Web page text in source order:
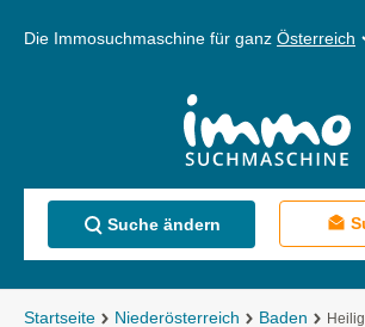
Die Immosuchmaschine für ganz Österreich
Suche ändern
Startseite Niederösterreich Baden